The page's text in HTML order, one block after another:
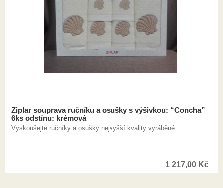
Ziplar souprava ručníku a osušky s výšivkou: “Concha”
6ks odstínu: krémová
Vyskoušejte ručníky a osušky nejvyšší kvality vyráběné ...
1 217,00 Kč